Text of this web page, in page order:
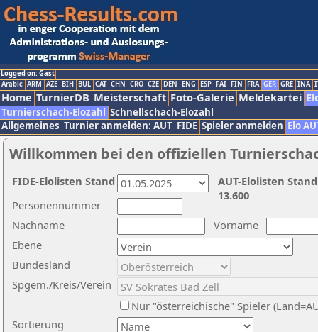
Logged on: Gast
Arabic ARM AZE BIH BUL CAT CHN CRO CZE DEN ENG ESP FAI FIN FRA GER GRE INA
Home TurnierDB Meisterschaft Foto-Galerie Meldekartei
Turnierschach-Elozahl Schnellschach-Elozahl
Allgemeines Turnier anmelden: AUT FIDE Spieler anmelden Elo
Willkommen bei den offiziellen
Nachname
Vorname
Ebene
Sortierung
Personennummer
Bundesland
Spgem./Kreis/Verein
Nur "österreichische" Spieler
AUT-Elolisten
13.600
FIDE-Elolisten Stand